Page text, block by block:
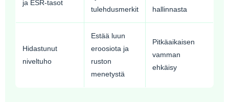
ja ESR-tasot
tulehdusmerkit
hallinnasta
Hidastunut
niveltuho
Estää luun
eroosiota ja
ruston
menetystä
Pitkäaikaisen
vamman
ehkäisy